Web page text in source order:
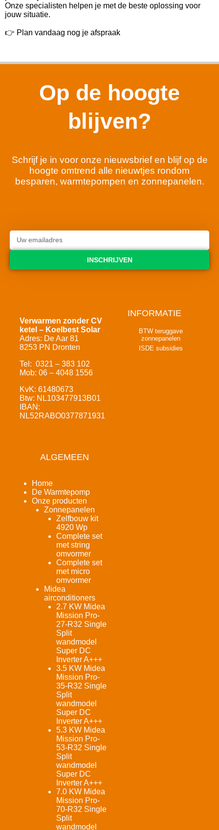
Onze specialisten helpen je met de beste oplossing voor
jouw situatie.
👉 Plan vandaag nog je afspraak
Op de hoogte
blijven?
Schrijf je in voor onze nieuwsbrief en blijf op de
hoogte omtrend alle nieuwtjes rondom
besparen, warmtepompen en zonnepanelen.
INSCHRIJVEN
Verwarmen zonder CV
ketel – Koelbest Solar
Adres: De Aar 81
8253 PN Dronten
Tel: 0321 – 383 102
Mob: 06 – 4048 1556
KvK: 61480673
Btw: NL103477913B01
IBAN:
NL52RABO0377871931
INFORMATIE
BTW teruggave
zonnepanelen
ISDE subsidies
ALGEMEEN
Home
De Warmtepomp
Onze producten
Zonnepanelen
Zelfbouw kit
4920 Wp
Complete set
met string
omvormer
Complete set
met micro
omvormer
Midea
airconditioners
2.7 KW Midea
Mission Pro-
27-R32 Single
Split
wandmodel
Super DC
Inverter A+++
3.5 KW Midea
Mission Pro-
35-R32 Single
Split
wandmodel
Super DC
Inverter A+++
5.3 KW Midea
Mission Pro-
53-R32 Single
Split
wandmodel
Super DC
Inverter A+++
7.0 KW Midea
Mission Pro-
70-R32 Single
Split
wandmodel